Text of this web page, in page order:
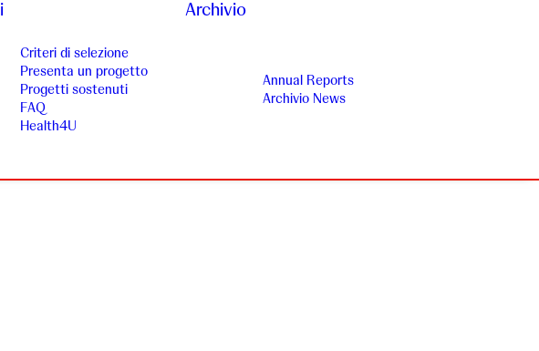
Criteri di selezione
Presenta un progetto
Progetti sostenuti
FAQ
Health4U
Archivio
Annual Reports
Archivio News